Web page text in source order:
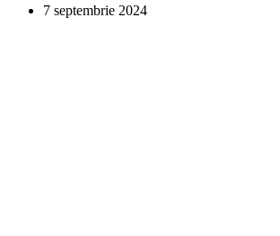
7 septembrie 2024